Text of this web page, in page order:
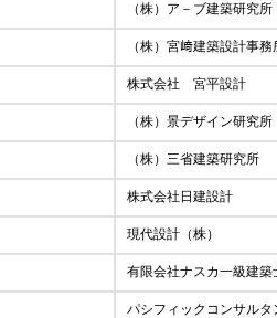
（株）ア－ブ建築研究所
（株）宮﨑建築設計事
株式会社 宮平設計
（株）景デザイン研究所
（株）三省建築研究所
株式会社日建設計
現代設計（株）
有限会社ナスカ一級建
パシフィックコンサル